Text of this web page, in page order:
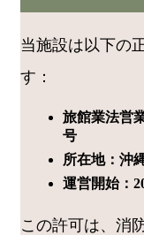
当施設は以下の
す：
旅館業法営
号
所在地：沖
運営開始：
この許可は、消